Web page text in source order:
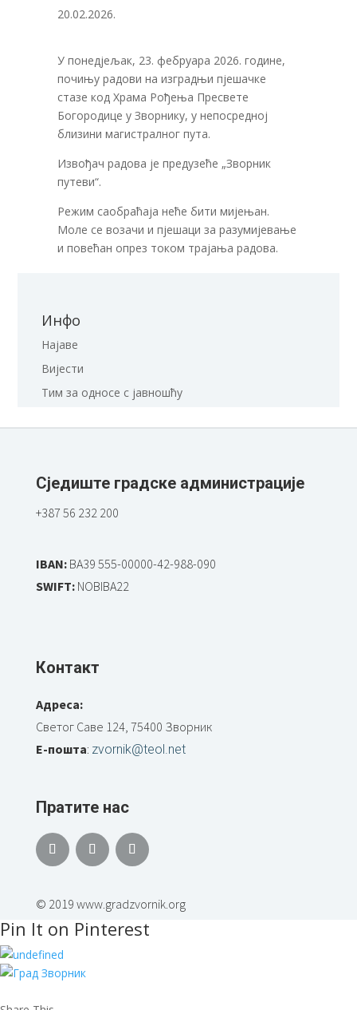
20.02.2026.
У понедјељак, 23. фебруара 2026. године,
почињу радови на изградњи пјешачке
стазе код Храма Рођења Пресвете
Богородице у Зворнику, у непосредној
близини магистралног пута.
Извођач радова је предузеће „Зворник
путеви“.
Режим саобраћаја неће бити мијењан.
Моле се возачи и пјешаци за разумијевање
и повећан опрез током трајања радова.
Инфо
Најаве
Вијести
Тим за односе с јавношћу
Сједиште градске администрације
+387 56 232 200
IBAN:BA39 555-00000-42-988-090
SWIFT:NOBIBA22
Контакт
Адреса:
Светог Саве 124, 75400 Зворник
Е-пошта: zvornik@teol.net
Пратите нас
© 2019 www.gradzvornik.org
Pin It on Pinterest